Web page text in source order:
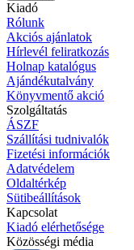
Kiadó
Rólunk
Akciós ajánlatok
Hírlevél feliratkozás
Holnap katalógus
Ajándékutalvány
Könyvmentő akció
Szolgáltatás
ÁSZF
Szállítási tudnivalók
Fizetési információk
Adatvédelem
Oldaltérkép
Sütibeállítások
Kapcsolat
Kiadó elérhetősége
Közösségi média